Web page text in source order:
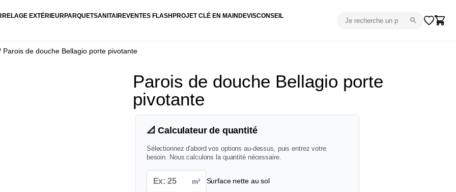
EXTÉRIEURPARQUETSANITAIREVENTES FLASH PROJET CLÉ EN MAIN DEVISCONSEIL
Parois de douche Bellagio porte pivotante
Parois de douche Bellagio porte
pivotante
📐 Calculateur de quantité
Sélectionnez d'abord vos options au-dessus, puis entrez votre
besoin. Nous calculons la quantité nécessaire.
m² Surface nette au sol